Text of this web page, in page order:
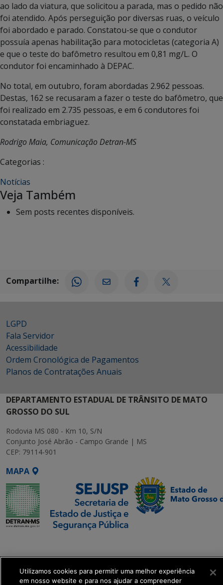
ao lado da viatura, que solicitou a parada, mas o pedido não
foi atendido. Após perseguição por diversas ruas, o veículo
foi abordado e parado. Constatou-se que o condutor
possuía apenas habilitação para motocicletas (categoria A)
e que o teste do bafômetro resultou em 0,81 mg/L. O
condutor foi encaminhado à DEPAC.
No total, em outubro, foram abordadas 2.962 pessoas.
Destas, 162 se recusaram a fazer o teste do bafômetro, que
foi realizado em 2.735 pessoas, e em 6 condutores foi
constatada embriaguez.
Rodrigo Maia, Comunicação Detran-MS
Categorias :
Notícias
Veja Também
Sem posts recentes disponíveis.
Compartilhe:
LGPD
Fala Servidor
Acessibilidade
Ordem Cronológica de Pagamentos
Planos de Contratações Anuais
DEPARTAMENTO ESTADUAL DE TRÂNSITO DE MATO
GROSSO DO SUL
Rodovia MS 080 - Km 10, S/N
Conjunto José Abrão - Campo Grande | MS
CEP: 79114-901
MAPA
Executiva de
Transformação Digital
Utilizamos cookies para permitir uma melhor experiência
em nosso website e para nos ajudar a compreender